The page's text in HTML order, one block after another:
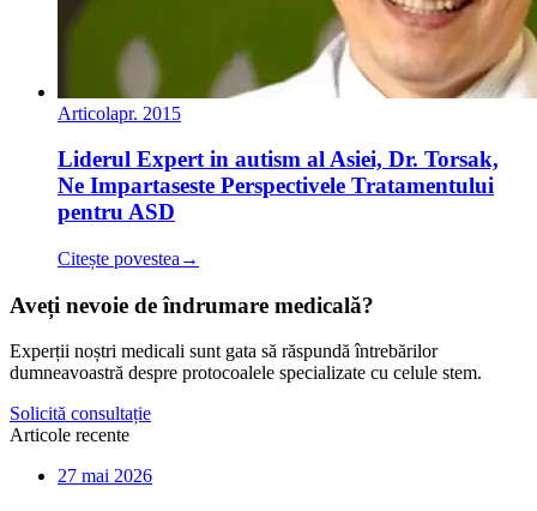
Articolapr. 2015
Liderul Expert in autism al Asiei, Dr. Torsak,
Ne Impartaseste Perspectivele Tratamentului
pentru ASD
Citește povestea →
Aveți nevoie de îndrumare medicală?
Experții noștri medicali sunt gata să răspundă întrebărilor
dumneavoastră despre protocoalele specializate cu celule stem.
Solicită consultație
Articole recente
27 mai 2026